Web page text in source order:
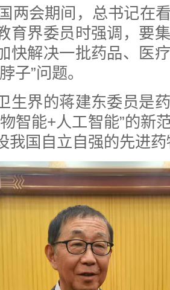
会期间，总书记在
育界委员时强调，要
快解决一批药品、医
子”问题。
界的蒋建东委员是药
智能+人工智能”的新
我国自立自强的先进